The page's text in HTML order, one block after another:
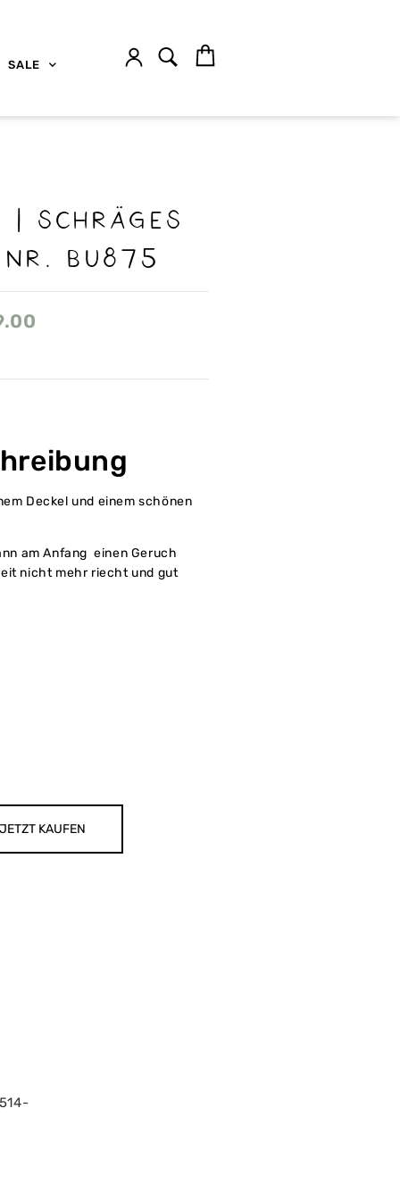
SALE
Schräges
BU875
Deckel und einem schönen
am Anfang einen Geruch
nicht mehr riecht und gut
KAUFEN